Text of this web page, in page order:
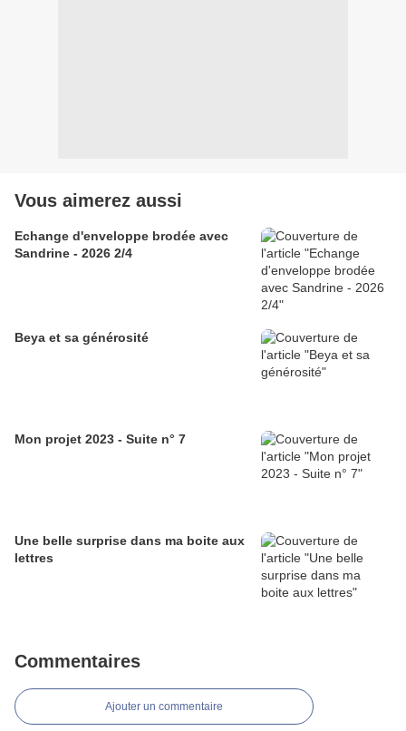
Vous aimerez aussi
Echange d'enveloppe brodée avec
Sandrine - 2026 2/4
Beya et sa générosité
Mon projet 2023 - Suite n° 7
Une belle surprise dans ma boite aux
lettres
Commentaires
Ajouter un commentaire